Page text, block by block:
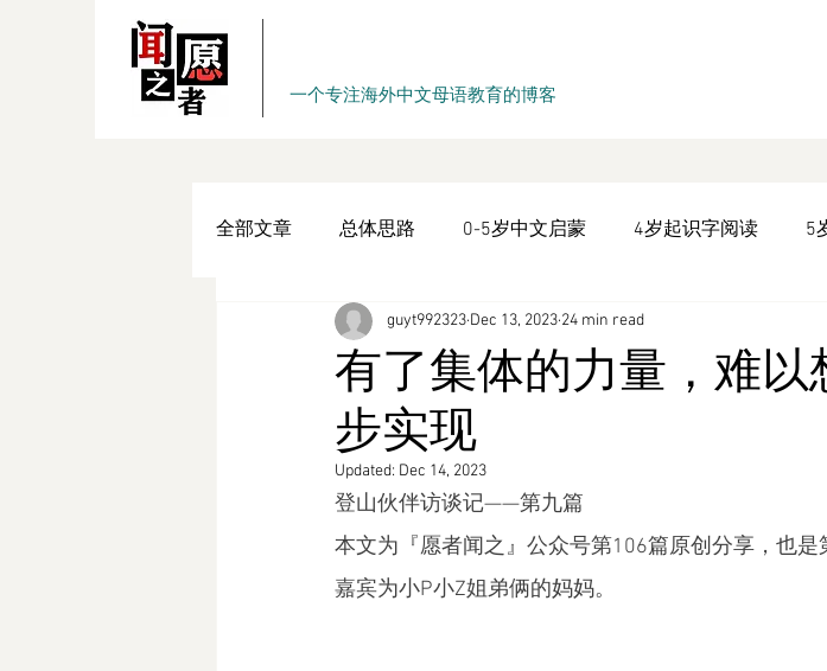
一个专注海外中文母语教育的博客
全部文章 总体思路 0-5岁中文启蒙 4岁起识字阅读 5
内在动力 学习习惯 系统教材学习
『愿者闻之』周年庆
有了集体的力量，难
步实现
guyt992323 Dec 13, 2023 24 min read
Updated: Dec 14, 2023
登山伙伴访谈记——第九篇
本文为『愿者闻之』公众号第106篇原创分享，也
嘉宾为小P小Z姐弟俩的妈妈。